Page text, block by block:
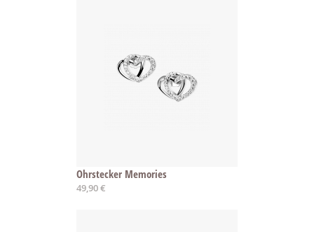
Ohrstecker Memories
49,90 €